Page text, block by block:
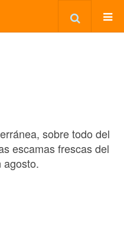
sobre todo del
escamas frescas del
agosto.